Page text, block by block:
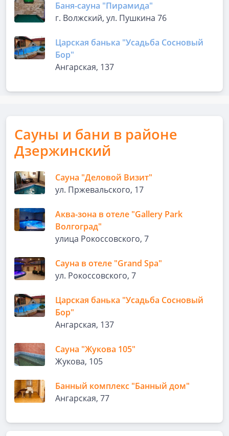
Баня-сауна "Пирамида"
г. Волжский, ул. Пушкина 76
Царская банька "Усадьба Сосновый
Бор"
Ангарская, 137
Сауны и бани в районе
Дзержинский
Сауна "Деловой Визит"
ул. Пржевальского, 17
Аква-зона в отеле "Gallery Park
Волгоград"
улица Рокоссовского, 7
Сауна в отеле "Grand Spa"
ул. Рокоссовского, 7
Царская банька "Усадьба Сосновый
Бор"
Ангарская, 137
Сауна "Жукова 105"
Жукова, 105
Банный комплекс "Банный дом"
Ангарская, 77